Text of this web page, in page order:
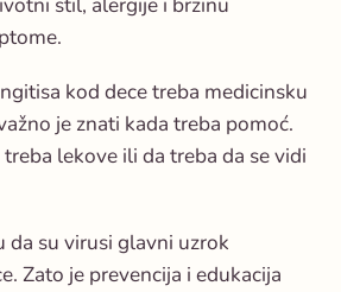
kod dece treba medicinsku
je znati kada treba pomoć.
lekove ili da treba da se vidi
da su virusi glavni uzrok
Zato je prevencija i edukacija